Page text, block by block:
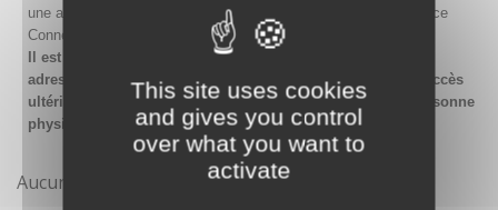
This site uses cookies
and gives you control
over what you want to
activate
une adresse email et un mot de passe, ou en passant par France
Connect.
Il est conseillé lors de la création du compte de saisir une
adresse email générique de l'organisme afin de garantir l'accès
ultérieur au compte même en cas de changement de la personne
physique gestionnaire.
Aucune démarche pour le moment